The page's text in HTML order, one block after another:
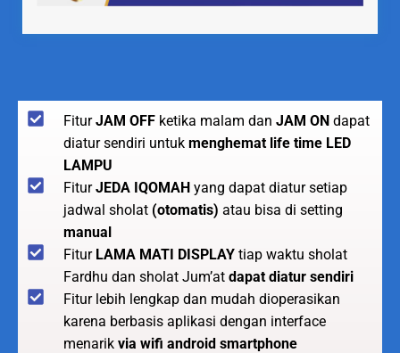
FiturJAM OFF ketika malam dan JAM ON dapat
diatur sendiri untuk menghemat life time LED
LAMPU
FiturJEDA IQOMAH yang dapat diatur setiap
jadwal sholat (otomatis) atau bisa di setting
manual
Fitur LAMA MATI DISPLAY tiap waktu sholat
Fardhu dan sholat Jum’at dapat diatur sendiri
Fitur lebih lengkap dan mudah dioperasikan
karena berbasis aplikasi dengan interface
menarik via wifi android smartphone